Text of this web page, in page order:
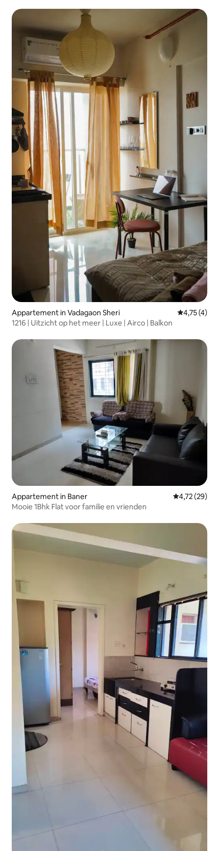
Appartement in Vadagaon Sheri
4,75 (4)
1216 | Uitzicht op het meer | Luxe | Airco | Balkon
Appartement in Baner Gemiddelde
4,72 (29)
Mooie 1Bhk Flat voor familie en vrienden